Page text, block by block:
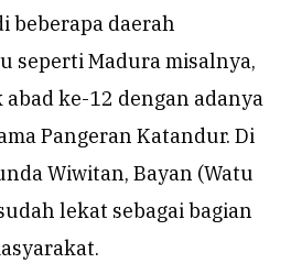
beberapa daerah
seperti Madura misalnya,
ke-12 dengan adanya
Pangeran Katandur. Di
Wiwitan, Bayan (Watu
lekat sebagai bagian